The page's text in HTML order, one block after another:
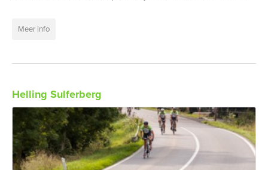
Meer info
Helling Sulferberg